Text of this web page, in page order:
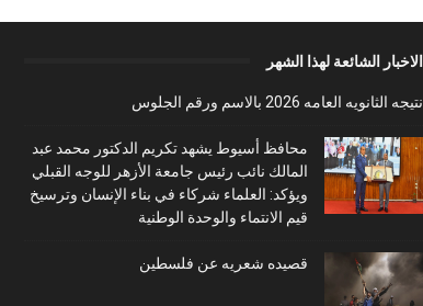
الاخبار الشائعة لهذا الشهر
نتيجه الثانويه العامه 2026 بالاسم ورقم الجلوس
محافظ أسيوط يشهد تكريم الدكتور محمد عبد
المالك نائب رئيس جامعة الأزهر للوجه القبلي
ويؤكد: العلماء شركاء في بناء الإنسان وترسيخ
قيم الانتماء والوحدة الوطنية
قصيده شعريه عن فلسطين